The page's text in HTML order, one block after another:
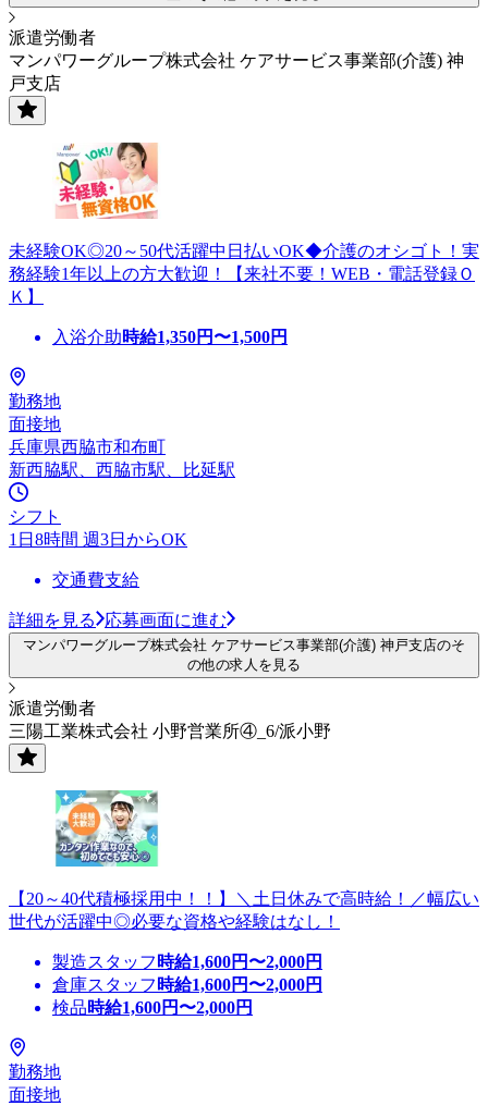
派遣労働者
マンパワーグループ株式会社 ケアサービス事業部(介護) 神
戸支店
未経験OK◎20～50代活躍中日払いOK◆介護のオシゴト！実
務経験1年以上の方大歓迎！【来社不要！WEB・電話登録Ｏ
Ｋ】
入浴介助時給1,350円〜1,500円
勤務地
面接地
兵庫県西脇市和布町
新西脇駅、西脇市駅、比延駅
シフト
1日8時間 週3日からOK
交通費支給
詳細を見る 応募画面に進む
マンパワーグループ株式会社 ケアサービス事業部(介護) 神戸支店のそ
の他の求人を見る
派遣労働者
三陽工業株式会社 小野営業所④_6/派小野
【20～40代積極採用中！！】＼土日休みで高時給！／幅広い
世代が活躍中◎必要な資格や経験はなし！
製造スタッフ 時給1,600円〜2,000円
倉庫スタッフ 時給1,600円〜2,000円
検品時給1,600円〜2,000円
勤務地
面接地